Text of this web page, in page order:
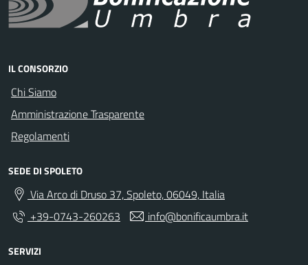
IL CONSORZIO
Chi Siamo
Amministrazione Trasparente
Regolamenti
SEDE DI SPOLETO
Via Arco di Druso 37, Spoleto, 06049, Italia
+39-0743-260263
info@bonificaumbra.it
SERVIZI